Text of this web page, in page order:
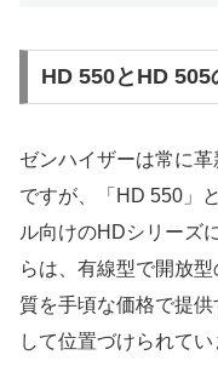
HD 550とHD
ゼンハイザーは常に
ですが、「HD 550」
ル向けのHDシリーズ
らは、有線型で開放
質を手頃な価格で提
して位置づけられてい